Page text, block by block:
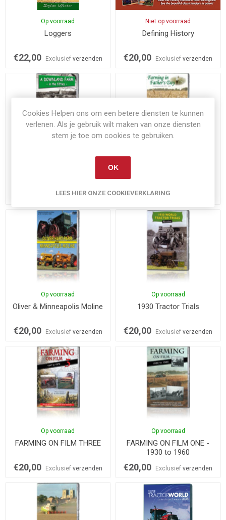
Op voorraad
Loggers
€22,00 Exclusief verzenden
Niet op voorraad
Defining History
€20,00 Exclusiefverzenden
Exclusiefverzenden €20,00 Exclusief
Op voorraad
Oliver & Minneapolis Moline
€20,00 Exclusief verzenden
Op voorraad
1930 Tractor Trials
€20,00 Exclusiefverzenden
Op voorraad
FARMING ON FILM THREE
€20,00 Exclusief verzenden
Op voorraad
FARMING ON FILM ONE -
1930 to 1960
€20,00 Exclusiefverzenden
Cookies Helpen ons om een betere diensten te kunnen
verlenen. Als je gebruik wilt maken van onze diensten
stem je toe om cookies te gebruiken.
OK
LEES HIER ONZE COOKIEVERKLARING